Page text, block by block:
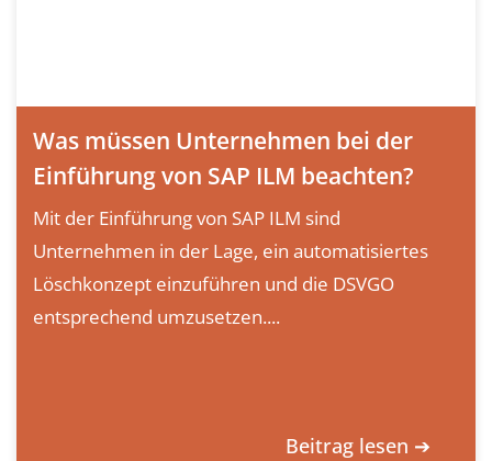
Was müssen Unternehmen bei der
Einführung von SAP ILM beachten?
Mit der Einführung von SAP ILM sind
Unternehmen in der Lage, ein automatisiertes
Löschkonzept einzuführen und die DSVGO
entsprechend umzusetzen....
Beitrag lesen ➔